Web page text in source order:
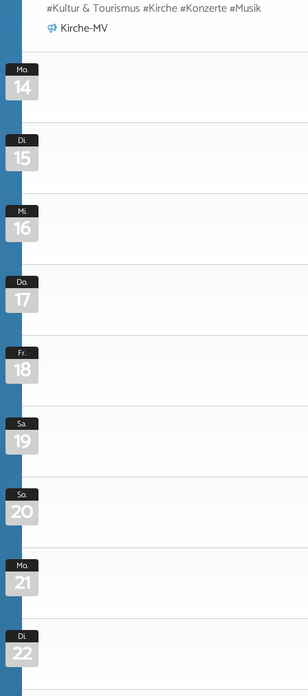
#Kultur & Tourismus #Kirche #Konzerte #Musik
Kirche-MV
Mo.
14
Di.
15
Mi.
16
Do.
17
Fr.
18
Sa.
19
So.
20
Mo.
21
Di.
22